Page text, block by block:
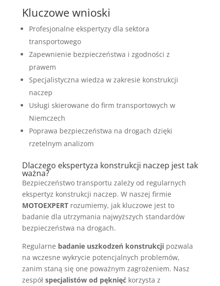
Kluczowe wnioski
Profesjonalne ekspertyzy dla sektora
transportowego
Zapewnienie bezpieczeństwa i zgodności z
prawem
Specjalistyczna wiedza w zakresie konstrukcji
naczep
Usługi skierowane do firm transportowych w
Niemczech
Poprawa bezpieczeństwa na drogach dzięki
rzetelnym analizom
Dlaczego ekspertyza konstrukcji naczep jest tak
ważna?
Bezpieczeństwo transportu zależy od regularnych
ekspertyz konstrukcji naczep. W naszej firmie
MOTOEXPERTrozumiemy, jak kluczowe jest to
badanie dla utrzymania najwyższych standardów
bezpieczeństwa na drogach.
Regularne badanie uszkodzeń konstrukcjipozwala
na wczesne wykrycie potencjalnych problemów,
zanim staną się one poważnym zagrożeniem. Nasz
zespół specjalistów od pęknięćkorzysta z